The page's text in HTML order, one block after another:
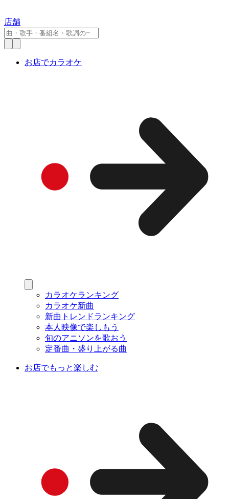
店舗
お店でカラオケ
カラオケランキング
カラオケ新曲
新曲トレンドランキング
本人映像で楽しもう
旬のアニソンを歌おう
定番曲・盛り上がる曲
お店でもっと楽しむ